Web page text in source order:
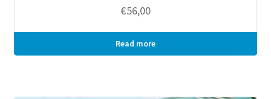
€56,00
Read more